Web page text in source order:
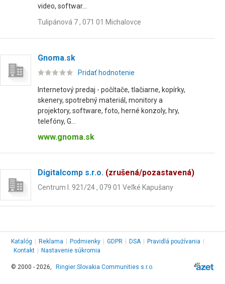
video, softwar...
Tulipánová 7 , 071 01 Michalovce
Gnoma.sk
Pridať hodnotenie
Internetový predaj - počítače, tlačiarne, kopírky,
skenery, spotrebný materiál, monitory a
projektory, software, foto, herné konzoly, hry,
telefóny, G...
www.gnoma.sk
Digitalcomp s.r.o. (zrušená/pozastavená)
Centrum I. 921/24 , 079 01 Veľké Kapušany
Katalóg Reklama Podmienky GDPR DSA Pravidlá používania
Kontakt
Nastavenie súkromia
© 2000 - 2026, Ringier Slovakia Communities s.r.o.